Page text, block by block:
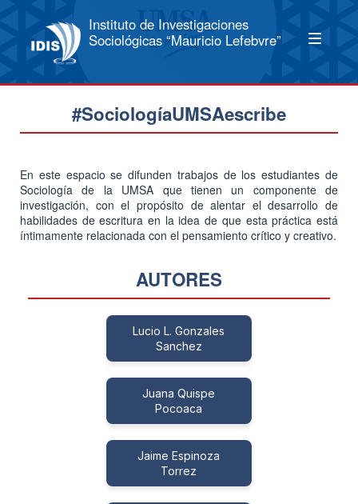
Instituto de Investigaciones
Sociológicas “Mauricio Lefebvre”
#SociologíaUMSAescribe
En este espacio se difunden trabajos de los estudiantes de
Sociología de la UMSA que tienen un componente de
investigación, con el propósito de alentar el desarrollo de
habilidades de escritura en la idea de que esta práctica está
íntimamente relacionada con el pensamiento crítico y creativo.
AUTORES
Lucio L. Gonzales
Sanchez
Juana Quispe
Pocoaca
Jaime Espinoza
Torrez